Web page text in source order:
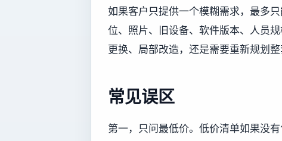
如果客户只提供一个模糊需求，最多
位、照片、旧设备、软件版本、人员
更换、局部改造，还是需要重新规划整
常见误区
第一，只问最低价。低价清单如果没